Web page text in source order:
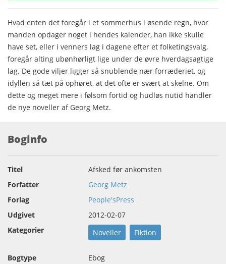
Hvad enten det foregår i et sommerhus i øsende regn, hvor
manden opdager noget i hendes kalender, han ikke skulle
have set, eller i venners lag i dagene efter et folketingsvalg,
foregår alting ubønhørligt lige under de øvre hverdagsagtige
lag. De gode viljer ligger så snublende nær forræderiet, og
idyllen så tæt på ophøret, at det ofte er svært at skelne. Om
dette og meget mere i følsom fortid og hudløs nutid handler
de nye noveller af Georg Metz.
Boginfo
Titel
Afsked før ankomsten
Forfatter
Georg Metz
Forlag
People'sPress
Udgivet
2012-02-07
Kategorier
Noveller Fiktion
Bogtype
Ebog